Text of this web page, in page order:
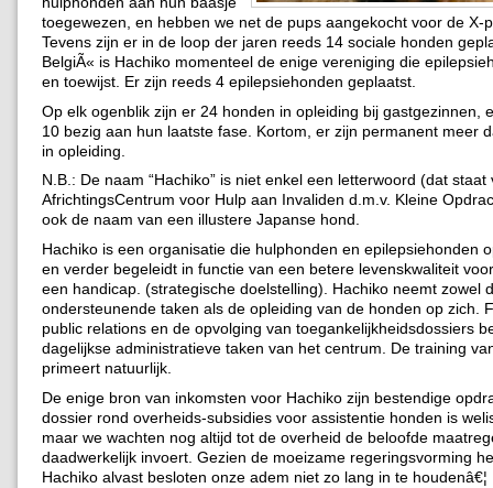
toegewezen, en hebben we net de pups aangekocht voor de X-
Tevens zijn er in de loop der jaren reeds 14 sociale honden
BelgiÃ« is Hachiko momenteel de enige vereniging die
en toewijst. Er zijn reeds 4 epilepsiehonden geplaatst.
Op elk ogenblik zijn er 24 honden in opleiding bij gastgezinnen,
10 bezig aan hun laatste fase. Kortom, er zijn permanent meer
in opleiding.
N.B.: De naam “Hachiko” is niet enkel een letterwoord (dat staat
AfrichtingsCentrum voor Hulp aan Invaliden d.m.v. Kleine
ook de naam van een illustere Japanse hond.
Hachiko is een organisatie die hulphonden en epilepsiehonden
en verder begeleidt in functie van een betere levenskwaliteit
een handicap. (strategische doelstelling). Hachiko neemt zowel
ondersteunende taken als de opleiding van de honden op zich.
public relations en de opvolging van toegankelijkheidsdossiers
dagelijkse administratieve taken van het centrum. De training
primeert natuurlijk.
De enige bron van inkomsten voor Hachiko zijn bestendige
dossier rond overheids-subsidies voor assistentie honden is
maar we wachten nog altijd tot de overheid de beloofde
daadwerkelijk invoert. Gezien de moeizame regeringsvorming
Hachiko alvast besloten onze adem niet zo lang in te houdenâ€¦